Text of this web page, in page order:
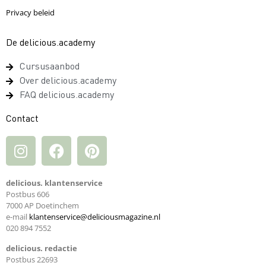
Privacy beleid
De delicious.academy
Cursusaanbod
Over delicious.academy
FAQ delicious.academy
Contact
delicious. klantenservice
Postbus 606
7000 AP Doetinchem
e-mail klantenservice@deliciousmagazine.nl
020 894 7552
delicious. redactie
Postbus 22693